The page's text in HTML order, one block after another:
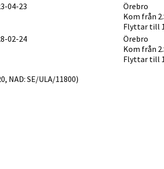
04-23
Örebro
Kom från
Flyttar till
02-24
Örebro
Kom från
Flyttar till
NAD: SE/ULA/11800)